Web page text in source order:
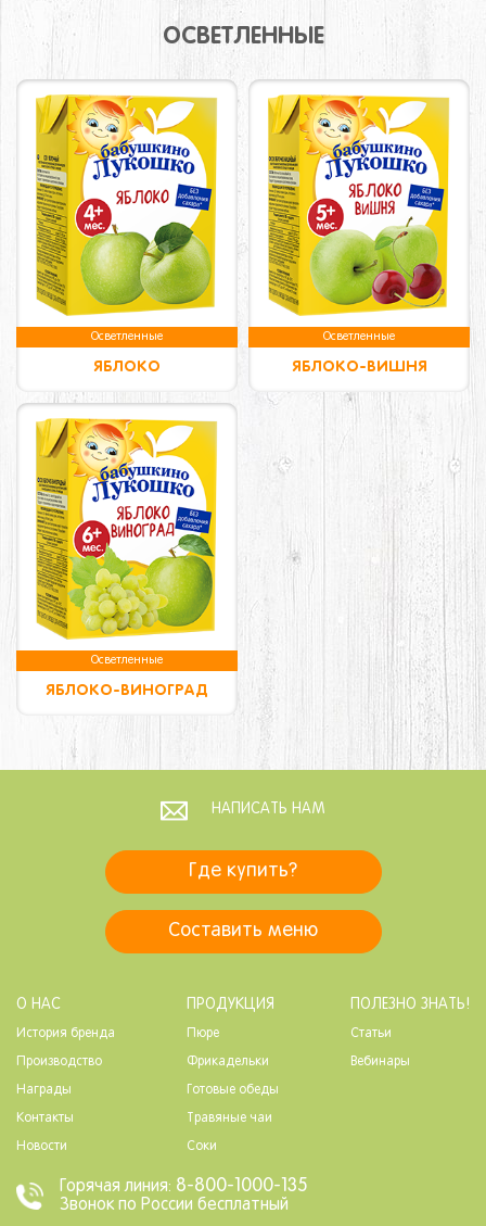
ОСВЕТЛЕННЫЕ
Осветленные
ЯБЛОКО
Осветленные
ЯБЛОКО-ВИШНЯ
Осветленные
ЯБЛОКО-ВИНОГРАД
Где купить?
Составить меню
НАПИСАТЬ НАМ
О НАС
История бренда
Производство
Награды
Контакты
Новости
ПРОДУКЦИЯ
Пюре
Фрикадельки
Готовые обеды
Травяные чаи
Соки
ПОЛЕЗНО ЗНАТЬ!
Статьи
Вебинары
Горячая линия: 8-800-1000-135
Звонок по России бесплатный